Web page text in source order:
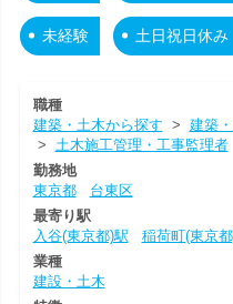
未経験 土日祝日休み
職種
建築・土木から探す > 建築
> 土木施工管理・工事監理者
勤務地
東京都
台東区
最寄り駅
入谷(東京都)駅
稲荷町(東京
業種
建設・土木